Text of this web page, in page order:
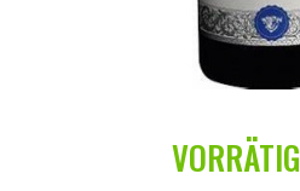
VORRÄTIG